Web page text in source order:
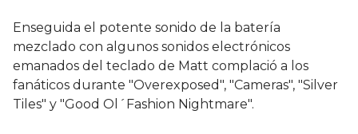
Enseguida el potente sonido de la batería
mezclado con algunos sonidos electrónicos
emanados del teclado de Matt complació a los
fanáticos durante "Overexposed", "Cameras", "Silver
Tiles" y "Good Ol´Fashion Nightmare".